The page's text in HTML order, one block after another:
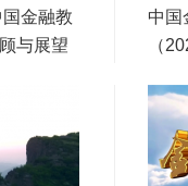
金融教
与展望
中国
（